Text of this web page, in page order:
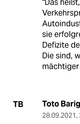
"Das
sie
Defizite
Die sind,
TB Toto Barig
28.09.2021,